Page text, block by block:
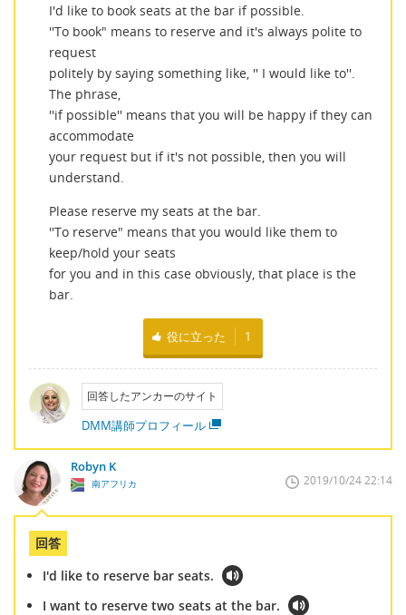
I'd like to book seats at the bar if possible.
''To book" means to reserve and it's always polite to
request
politely by saying something like, '' I would like to''.
The phrase,
''if possible'' means that you will be happy if they can
accommodate
your request but if it's not possible, then you will
understand.
Please reserve my seats at the bar.
''To reserve" means that you would like them to
keep/hold your seats
for you and in this case obviously, that place is the
bar.
役に立った 1
回答したアンカーのサイト
DMM講師プロフィール
Robyn K
南アフリカ 2019/10/24 22:14
回答
I'd like to reserve bar seats.
I want to reserve two seats at the bar.